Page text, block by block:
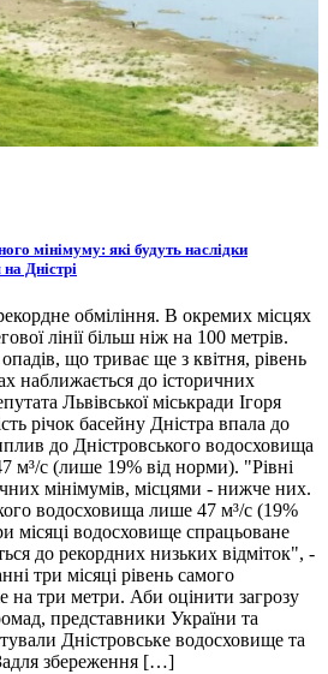
мінімуму: які будуть наслідки
Дністрі
обміління. В окремих місцях
лінії більш ніж на 100 метрів.
що триває ще з квітня, рівень
наближається до історичних
Львівської міськради Ігоря
річок басейну Дністра впала до
до Дністровського водосховища
м³/с (лише 19% від норми). "Рівні
мінімумів, місцями - нижче них.
водосховища лише 47 м³/с (19%
місяці водосховище спрацьоване
до рекордних низьких відміток", -
три місяці рівень самого
три метри. Аби оцінити загрозу
представники України та
Дністровське водосховище та
збереження […]